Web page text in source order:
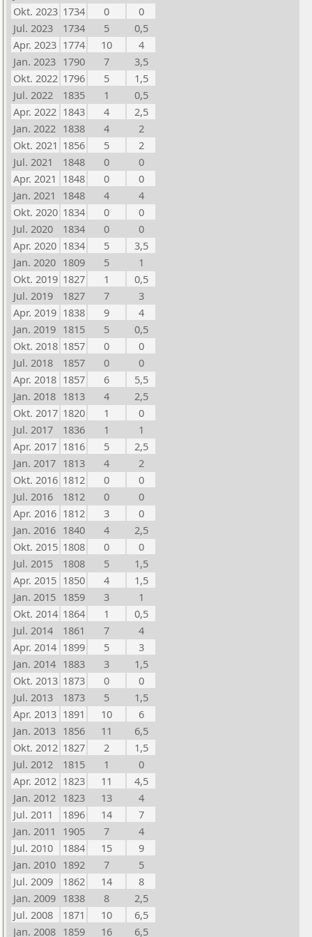
Okt. 2023 1734 0
0
Jul. 2023
1734 5
0,5
Apr. 2023 1774 10
4
Jan. 2023 1790 7
3,5
Okt. 2022 1796 5
1,5
Jul. 2022
1835 1
0,5
Apr. 2022 1843 4
2,5
Jan. 2022 1838 4
2
Okt. 2021 1856 5
2
Jul. 2021
1848 0
0
Apr. 2021 1848 0
0
Jan. 2021
1848 4
4
Okt. 2020 1834 0
0
Jul. 2020
1834 0
0
Apr. 2020 1834 5
3,5
Jan. 2020 1809 5
1
Okt. 2019 1827 1
0,5
Jul. 2019
1827 7
3
Apr. 2019 1838 9
4
Jan. 2019 1815 5
0,5
Okt. 2018 1857 0
0
Jul. 2018
1857 0
0
Apr. 2018 1857 6
5,5
Jan. 2018 1813 4
2,5
Okt. 2017 1820 1
0
Jul. 2017
1836 1
1
Apr. 2017 1816 5
2,5
Jan. 2017 1813 4
2
Okt. 2016 1812 0
0
Jul. 2016
1812 0
0
Apr. 2016 1812 3
0
Jan. 2016 1840 4
2,5
Okt. 2015 1808 0
0
Jul. 2015
1808 5
1,5
Apr. 2015 1850 4
1,5
Jan. 2015 1859 3
1
Okt. 2014 1864 1
0,5
Jul. 2014
1861 7
4
Apr. 2014 1899 5
3
Jan. 2014 1883 3
1,5
Okt. 2013 1873 0
0
Jul. 2013
1873 5
1,5
Apr. 2013 1891 10
6
Jan. 2013 1856 11
6,5
Okt. 2012 1827 2
1,5
Jul. 2012
1815 1
0
Apr. 2012 1823 11
4,5
Jan. 2012 1823 13
4
Jul. 2011
1896 14
7
Jan. 2011
1905 7
4
Jul. 2010
1884 15
9
Jan. 2010 1892 7
5
Jul. 2009
1862 14
8
Jan. 2009 1838 8
2,5
Jul. 2008
1871 10
6,5
Jan. 2008 1859 16 6,5